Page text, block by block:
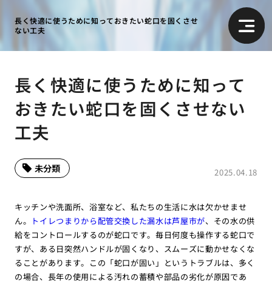
長く快適に使うために知っておきたい蛇口を固くさせ
ない工夫
長く快適に使うために知って
おきたい蛇口を固くさせない
工夫
2025.04.18
未分類
キッチンや洗面所、浴室など、私たちの生活に水は欠かせませ
ん。
トイレつまりから配管交換した漏水は芦屋市が、その水の供
給をコントロールするのが蛇口です。毎日何度も操作する蛇口で
すが、ある日突然ハンドルが固くなり、スムーズに動かせなくな
ることがあります。この「蛇口が固い」というトラブルは、多く
の場合、長年の使用による汚れの蓄積や部品の劣化が原因であ